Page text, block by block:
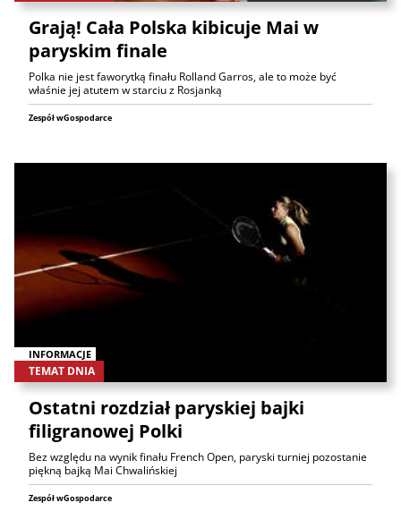
Grają! Cała Polska kibicuje Mai w
paryskim finale
Polka nie jest faworytką finału Rolland Garros, ale to może być
właśnie jej atutem w starciu z Rosjanką
Zespół wGospodarce
INFORMACJE
TEMAT DNIA
Ostatni rozdział paryskiej bajki
filigranowej Polki
Bez względu na wynik finału French Open, paryski turniej pozostanie
piękną bajką Mai Chwalińskiej
Zespół wGospodarce